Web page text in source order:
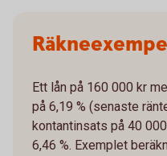
Ett lån på 160 000 kr
på 6,19 % (senaste
kontantinsats på 40
6,46 %. Exemplet